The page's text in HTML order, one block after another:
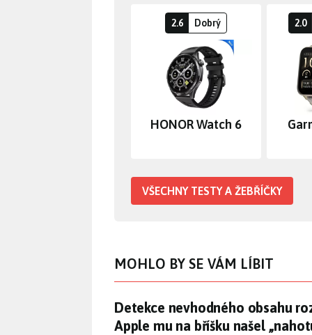
2.6 Dobrý
HONOR Watch 6
2.0
VŠECHNY TESTY A ŽEBŘÍČKY
MOHLO BY SE VÁM LÍBIT
Detekce nevhodného obsahu
Detekce nevhodného obsahu
Apple mu na bříšku našel